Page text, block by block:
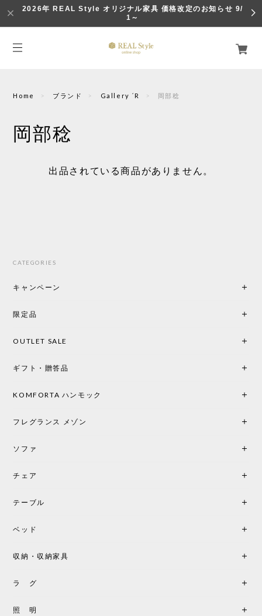
2026年 REAL Style オリジナル家具 価格改定のお知らせ 9/
1～
Home ブランド Gallery ´R 岡部稔
岡部稔
出品されている商品がありません。
CATEGORIES
キャンペーン
限定品
OUTLET SALE
ギフト・贈答品
KOMFORTA ハンモック
フレグランス メゾン
ソファ
チェア
テーブル
ベッド
収納・収納家具
ラ グ
照 明